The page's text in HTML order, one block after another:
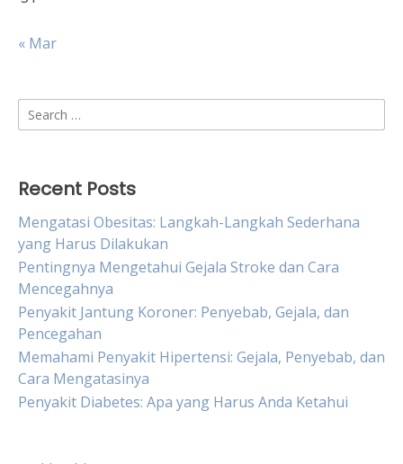
« Mar
Search
for:
Recent Posts
Mengatasi Obesitas: Langkah-Langkah Sederhana
yang Harus Dilakukan
Pentingnya Mengetahui Gejala Stroke dan Cara
Mencegahnya
Penyakit Jantung Koroner: Penyebab, Gejala, dan
Pencegahan
Memahami Penyakit Hipertensi: Gejala, Penyebab, dan
Cara Mengatasinya
Penyakit Diabetes: Apa yang Harus Anda Ketahui